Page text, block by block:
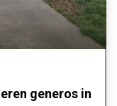
generos in